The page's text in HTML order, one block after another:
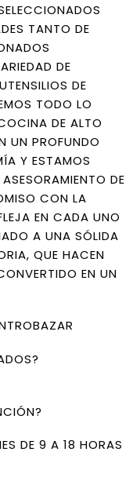
TANTO DE
DE
DE
TODO LO
DE ALTO
UN PROFUNDO
Y ESTAMOS
DE
CON LA
EN CADA UNO
A UNA SÓLIDA
QUE HACEN
EN UN
DE 9 A 18 HORAS